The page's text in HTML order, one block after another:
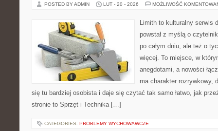
POSTED BY ADMIN LUT - 20 - 2026 MOŻLIWOŚĆ
Limith to kulturalny serwis
powstał z myślą o
po całym dniu, ale też o
więcej. To miejsce, w
anegdotami, a nowości
ma charakter rozrywkowy,
się tu bardziej osobista i daje się czytać tak samo łatwo, jak
stronie to Sprzęt i Technika […]
CATEGORIES: PROBLEMY WYCHOWAWCZE